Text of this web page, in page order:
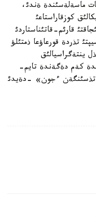
ماسةلةسئندة ةندئ،
كوزقاراستاعئ
قارئم-قاتئناستاردئ
تذردة قورعاؤعا ذمتئلؤ
ينتةگراسيالئق
كةم دةگةندة تايم-
تذسئنگةن ءجون» -دةيدئ